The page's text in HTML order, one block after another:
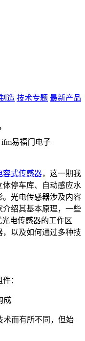
造 技术专题 最新产品
易福门电子
容式传感器，这一期我
停车库、自动感应水
光电传感器涉及内容
绍其基本原理，一些
电传感器的工作区
以及如何通过多种技
：
成
而有所不同，但始